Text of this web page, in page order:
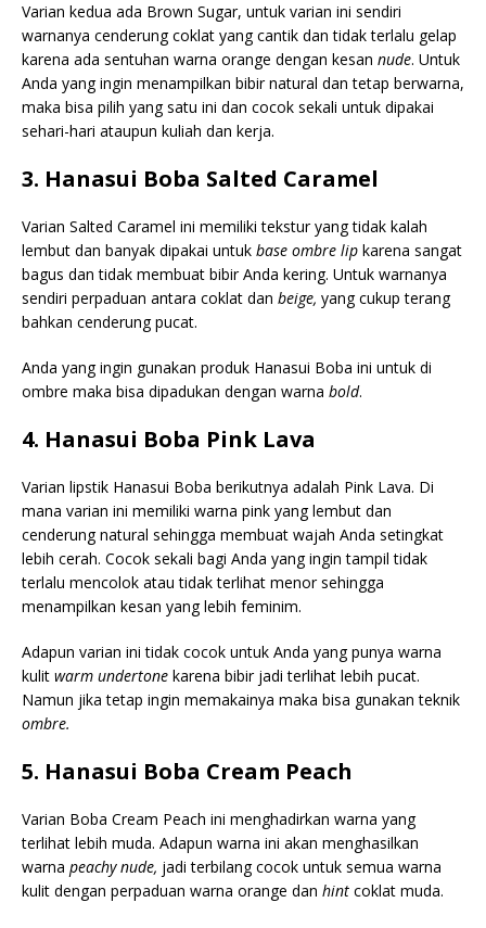
Varian kedua ada Brown Sugar, untuk varian ini sendiri
warnanya cenderung coklat yang cantik dan tidak terlalu gelap
karena ada sentuhan warna orange dengan kesan nude. Untuk
Anda yang ingin menampilkan bibir natural dan tetap berwarna,
maka bisa pilih yang satu ini dan cocok sekali untuk dipakai
sehari-hari ataupun kuliah dan kerja.
3. Hanasui Boba Salted Caramel
Varian Salted Caramel ini memiliki tekstur yang tidak kalah
lembut dan banyak dipakai untuk base ombre lip karena sangat
bagus dan tidak membuat bibir Anda kering. Untuk warnanya
sendiri perpaduan antara coklat dan beige, yang cukup terang
bahkan cenderung pucat.
Anda yang ingin gunakan produk Hanasui Boba ini untuk di
ombre maka bisa dipadukan dengan warna bold.
4. Hanasui Boba Pink Lava
Varian lipstik Hanasui Boba berikutnya adalah Pink Lava. Di
mana varian ini memiliki warna pink yang lembut dan
cenderung natural sehingga membuat wajah Anda setingkat
lebih cerah. Cocok sekali bagi Anda yang ingin tampil tidak
terlalu mencolok atau tidak terlihat menor sehingga
menampilkan kesan yang lebih feminim.
Adapun varian ini tidak cocok untuk Anda yang punya warna
kulit warm undertone karena bibir jadi terlihat lebih pucat.
Namun jika tetap ingin memakainya maka bisa gunakan teknik
ombre.
5. Hanasui Boba Cream Peach
Varian Boba Cream Peach ini menghadirkan warna yang
terlihat lebih muda. Adapun warna ini akan menghasilkan
warna peachy nude, jadi terbilang cocok untuk semua warna
kulit dengan perpaduan warna orange dan hint coklat muda.